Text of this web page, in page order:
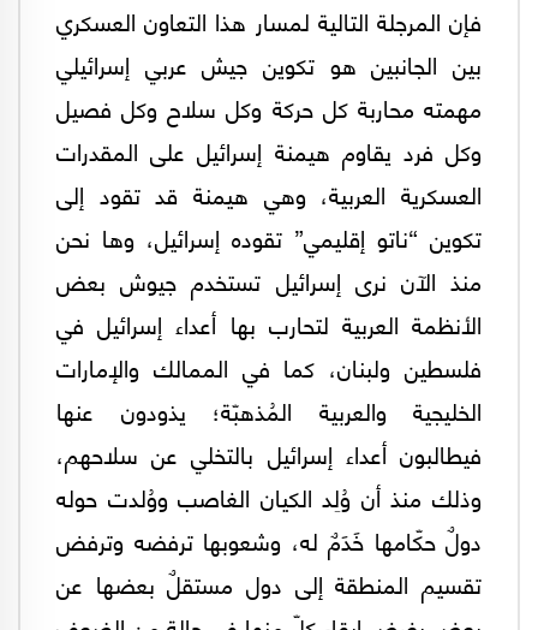
فإن المرجلة التالية لمسار هذا التعاون العسكري
بين الجانبين هو تكوين جيش عربي إسرائيلي
مهمته محاربة كل حركة وكل سلاح وكل فصيل
وكل فرد يقاوم هيمنة إسرائيل على المقدرات
العسكرية العربية، وهي هيمنة قد تقود إلى
تكوين “ناتو إقليمي” تقوده إسرائيل، وها نحن
منذ الآن نرى إسرائيل تستخدم جيوش بعض
الأنظمة العربية لتحارب بها أعداء إسرائيل في
فلسطين ولبنان، كما في الممالك والإمارات
الخليجية والعربية المُذهبّة؛ يذودون عنها
فيطالبون أعداء إسرائيل بالتخلي عن سلاحهم،
وذلك منذ أن وُلِد الكيان الغاصب ووُلدت حوله
دولٌ حكّامها خَدَمٌ له، وشعوبها ترفضه وترفض
تقسيم المنطقة إلى دول مستقلٌ بعضها عن